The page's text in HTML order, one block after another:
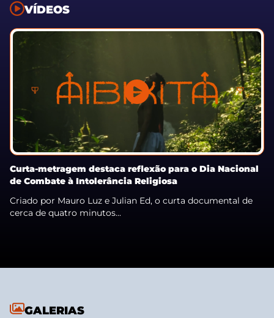
VÍDEOS
Curta-metragem destaca reflexão para o Dia Nacional
de Combate à Intolerância Religiosa
Criado por Mauro Luz e Julian Ed, o curta documental de
cerca de quatro minutos...
GALERIAS